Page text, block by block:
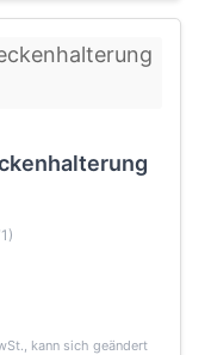
kann sich geändert